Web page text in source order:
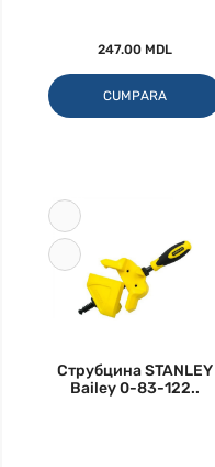
247.00 MDL
CUMPARA
Струбцина STANLEY
Bailey 0-83-122..